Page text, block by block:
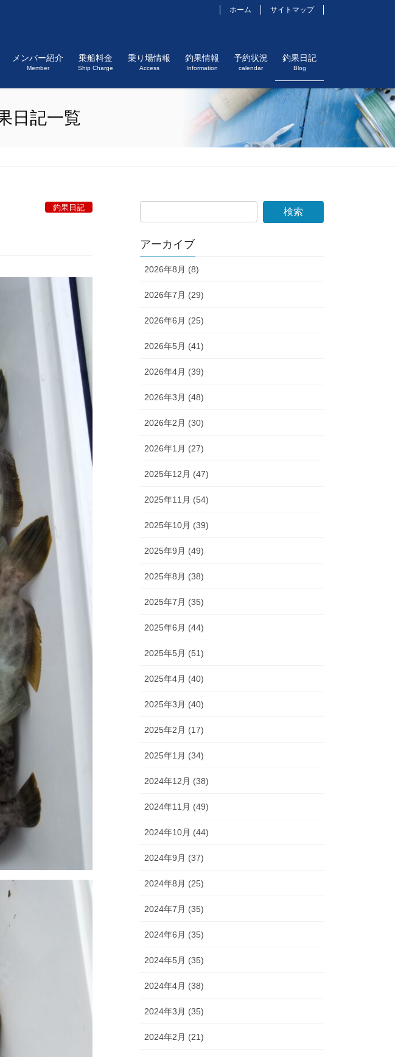
ホーム サイトマップ
メンバー紹介
Member
乗船料金
Ship Charge
乗り場情報
Access
釣果情報
Information
予約状況
calendar
釣果日記
Blog
日記一覧
釣果日記
アーカイブ
2026年8月 (8)
2026年7月 (29)
2026年6月 (25)
2026年5月 (41)
2026年4月 (39)
2026年3月 (48)
2026年2月 (30)
2026年1月 (27)
2025年12月 (47)
2025年11月 (54)
2025年10月 (39)
2025年9月 (49)
2025年8月 (38)
2025年7月 (35)
2025年6月 (44)
2025年5月 (51)
2025年4月 (40)
2025年3月 (40)
2025年2月 (17)
2025年1月 (34)
2024年12月 (38)
2024年11月 (49)
2024年10月 (44)
2024年9月 (37)
2024年8月 (25)
2024年7月 (35)
2024年6月 (35)
2024年5月 (35)
2024年4月 (38)
2024年3月 (35)
2024年2月 (21)